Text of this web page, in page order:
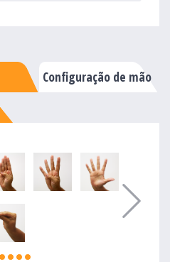
Configuração de mão